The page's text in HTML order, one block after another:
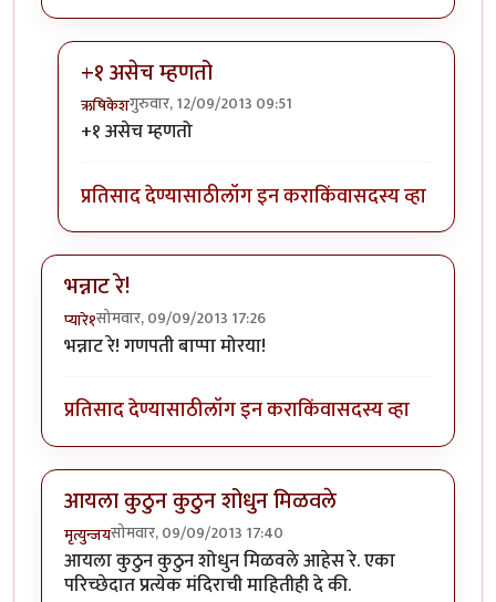
+१ असेच म्हणतो
ऋषिकेशगुरुवार, 12/09/2013 09:51
In reply toमस्त!
+१ असेच म्हणतो
प्रतिसाद देण्यासाठीलॉग इन कराकिंवासदस्य व्हा
भन्नाट रे!
प्यारे१सोमवार, 09/09/2013 17:26
भन्नाट रे! गणपती बाप्पा मोरया!
प्रतिसाद देण्यासाठीलॉग इन कराकिंवासदस्य व्हा
आयला कुठुन कुठुन शोधुन मिळवले
मृत्युन्जयसोमवार, 09/09/2013 17:40
आयला कुठुन कुठुन शोधुन मिळवले आहेस रे. एका
परिच्छेदात प्रत्येक मंदिराची माहितीही दे की.